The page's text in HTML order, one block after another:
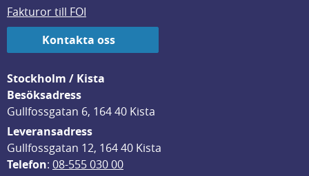
Fakturor till FOI
Kontakta oss
Stockholm / Kista
Besöksadress
Gullfossgatan 6, 164 40 Kista
Leveransadress
Gullfossgatan 12, 164 40 Kista
Telefon: 08-555 030 00